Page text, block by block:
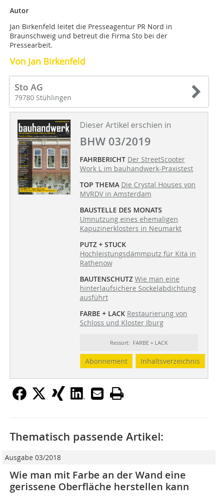
Autor
Jan Birkenfeld leitet die Presseagentur PR Nord in
Braunschweig und betreut die Firma Sto bei der
Pressearbeit.
Von Jan Birkenfeld
Sto AG
79780 Stühlingen
Dieser Artikel erschien in
BHW 03/2019
FAHRBERICHT Der StreetScooter
Work L im bauhandwerk-Praxistest
TOP THEMA Die Crystal Houses von
MVRDV in Amsterdam
BAUSTELLE DES MONATS
Umnutzung eines ehemaligen
Kapuzinerklosters in Neumarkt
PUTZ + STUCK
Hochleistungsdämmputz für Kita in
Rathenow
BAUTENSCHUTZ Wie man eine
hinterlaufsichere Sockelabdichtung
ausführt
FARBE + LACK Restaurierung von
Schloss und Kloster Iburg
Ressort: FARBE + LACK
Abonnement Inhaltsverzeichnis
Thematisch passende Artikel:
Ausgabe 03/2018
Wie man mit Farbe an der Wand eine
gerissene Oberfläche herstellen kann